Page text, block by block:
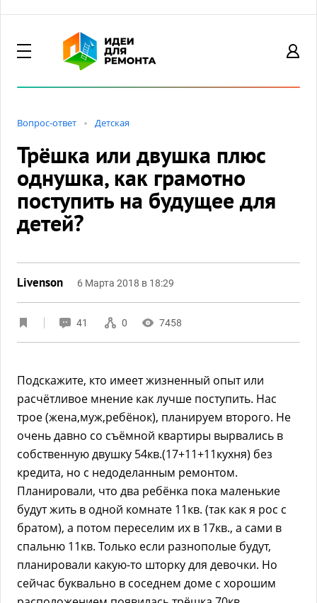
Вопрос-ответ Детская
Трёшка или двушка плюс
однушка, как грамотно
поступить на будущее для
детей?
Livenson 6 Марта 2018 в 18:29
41 0 7458
Подскажите, кто имеет жизненный опыт или
расчётливое мнение как лучше поступить. Нас
трое (жена,муж,ребёнок), планируем второго. Не
очень давно со съёмной квартиры вырвались в
собственную двушку 54кв.(17+11+11кухня) без
кредита, но с недоделанным ремонтом.
Планировали, что два ребёнка пока маленькие
будут жить в одной комнате 11кв. (так как я рос с
братом), а потом переселим их в 17кв., а сами в
спальню 11кв. Только если разнополые будут,
планировали какую-то шторку для девочки. Но
сейчас буквально в соседнем доме с хорошим